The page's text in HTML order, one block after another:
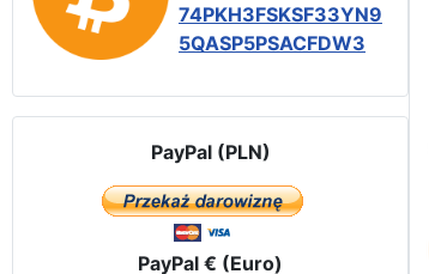
74PKH3FSKSF33YN9
5QASP5PSACFDW3
PayPal (PLN)
PayPal € (Euro)